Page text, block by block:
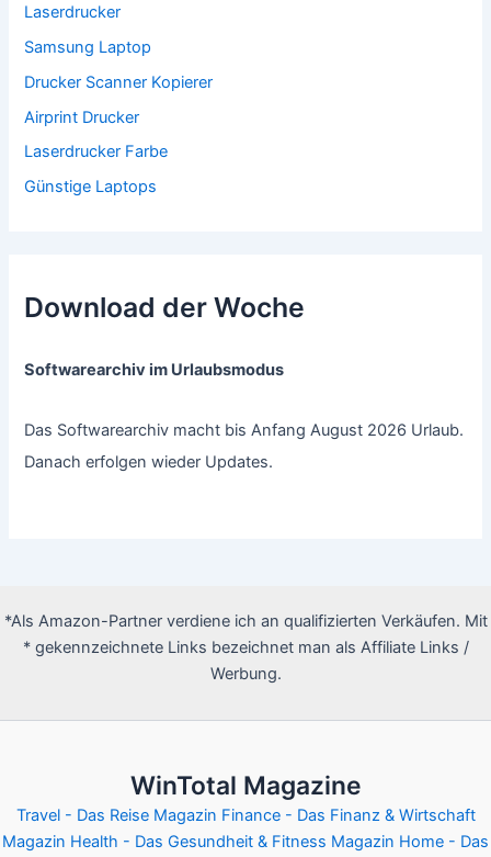
Laserdrucker
Samsung Laptop
Drucker Scanner Kopierer
Airprint Drucker
Laserdrucker Farbe
Günstige Laptops
Download der Woche
Softwarearchiv im Urlaubsmodus
Das Softwarearchiv macht bis Anfang August 2026 Urlaub.
Danach erfolgen wieder Updates.
*Als Amazon-Partner verdiene ich an qualifizierten Verkäufen. Mit
* gekennzeichnete Links bezeichnet man als Affiliate Links /
Werbung.
WinTotal Magazine
Travel - Das Reise Magazin Finance - Das Finanz & Wirtschaft
Magazin Health - Das Gesundheit & Fitness Magazin Home - Das